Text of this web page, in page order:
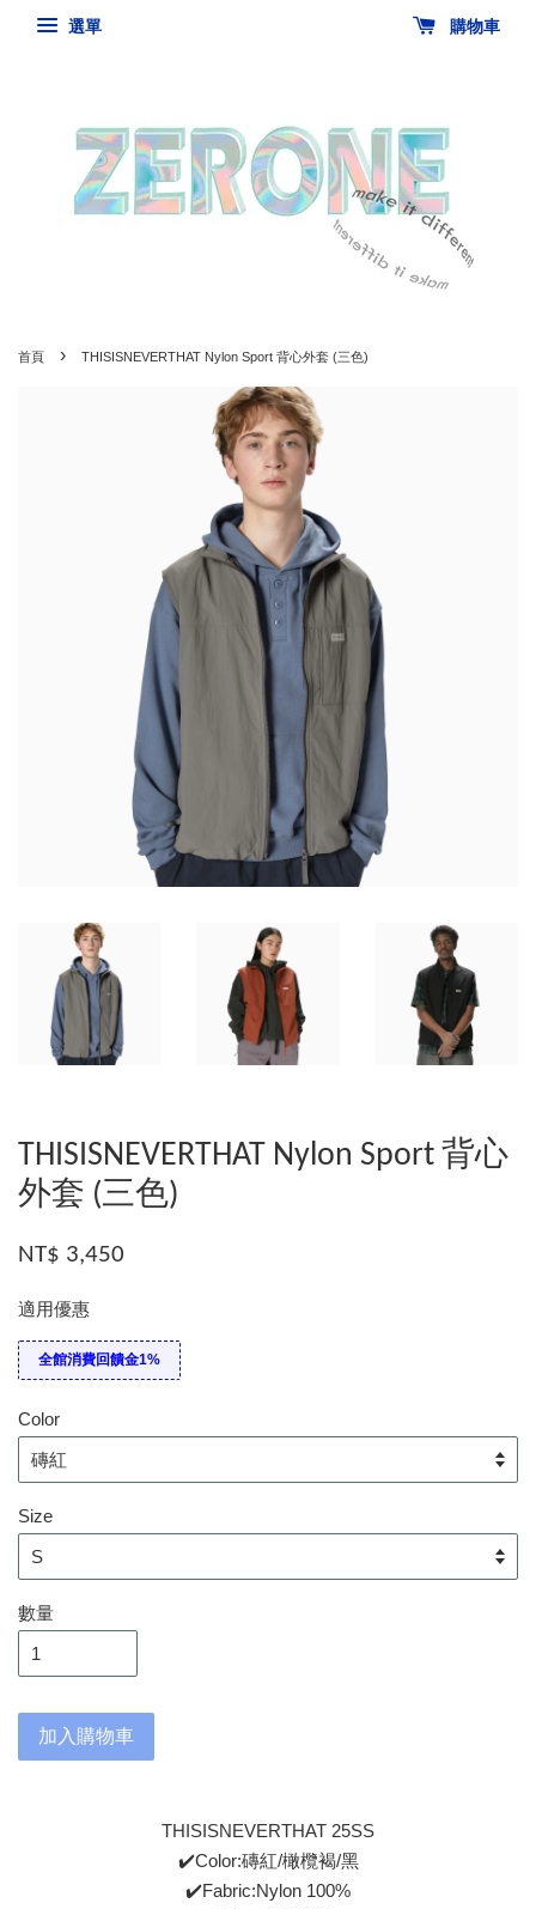
選單 購物車
首頁 › THISISNEVERTHAT Nylon Sport 背心外套 (三色)
THISISNEVERTHAT Nylon Sport 背心
外套 (三色)
NT$ 3,450
適用優惠
全館消費回饋金1%
Color
Size
數量
加入購物車
THISISNEVERTHAT 25SS
✔️Color:磚紅/橄欖褐/黑
✔️Fabric:Nylon 100%